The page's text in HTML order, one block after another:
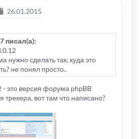
Сообщение
26.01.2015
писал(а):
нужно сделать так, куда это
не понял просто..
- это версия форума phpBB
трекера, вот там что написано?